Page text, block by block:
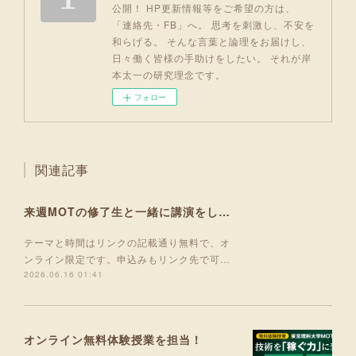
公開！ HP更新情報等をご希望の方は、
「連絡先・FB」へ。 思考を刺激し、不安を
和らげる。 そんな言葉と論理をお届けし、
日々働く皆様の手助けをしたい。 それが岸
本太一の研究理念です。
フォロー
関連記事
来週MOTの修了生と一緒に講演をします！
テーマと時間はリンクの記載通り無料で、オ
ンライン限定です。申込みもリンク先で可…
2026.06.16 01:41
オンライン無料体験授業を担当！